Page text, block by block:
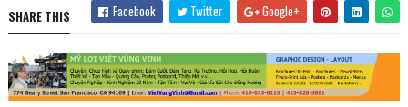
SHARE THIS Facebook Twitter Google+